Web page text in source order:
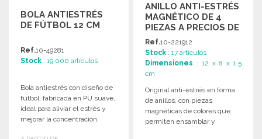
BOLA ANTIESTRÉS
DE FÚTBOL 12 CM
Ref.10-49281
Stock : 19 000 artículos
Bola antiestrés con diseño de
fútbol, fabricada en PU suave,
ideal para aliviar el estrés y
mejorar la concentración.
ANILLO ANTI-ESTRÉS
MAGNÉTICO DE 4
PIEZAS A PRECIOS DE
MAYORISTA
Ref.10-221912
Stock : 17 artículos
Dimensiones : 12 x 8 x 1.5
cm
Original anti-estrés en forma
de anillos, con piezas
magnéticas de colores que
permiten ensamblar y